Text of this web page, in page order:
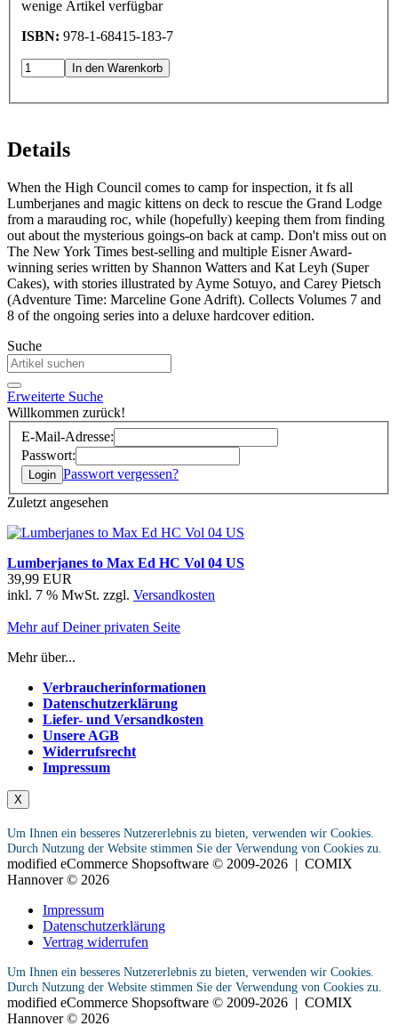
wenige Artikel verfügbar
ISBN: 978-1-68415-183-7
In den Warenkorb
Details
When the High Council comes to camp for inspection, it fs all
Lumberjanes and magic kittens on deck to rescue the Grand Lodge
from a marauding roc, while (hopefully) keeping them from finding
out about the mysterious goings-on back at camp. Don't miss out on
The New York Times best-selling and multiple Eisner Award-
winning series written by Shannon Watters and Kat Leyh (Super
Cakes), with stories illustrated by Ayme Sotuyo, and Carey Pietsch
(Adventure Time: Marceline Gone Adrift). Collects Volumes 7 and
8 of the ongoing series into a deluxe hardcover edition.
Suche
Erweiterte Suche
Willkommen zurück!
E-Mail-Adresse:
Passwort:
Login Passwort vergessen?
Zuletzt angesehen
Lumberjanes to Max Ed HC Vol 04 US
39,99 EUR
inkl. 7 % MwSt. zzgl. Versandkosten
Mehr auf Deiner privaten Seite
Mehr über...
Verbraucherinformationen
Datenschutzerklärung
Liefer- und Versandkosten
Unsere AGB
Widerrufsrecht
Impressum
X
Um Ihnen ein besseres Nutzererlebnis zu bieten, verwenden wir Cookies.
Durch Nutzung der Website stimmen Sie der Verwendung von Cookies zu.
modified eCommerce Shopsoftware © 2009-2026 | COMIX
Hannover © 2026
Impressum
Datenschutzerklärung
Vertrag widerrufen
Um Ihnen ein besseres Nutzererlebnis zu bieten, verwenden wir Cookies.
Durch Nutzung der Website stimmen Sie der Verwendung von Cookies zu.
modified eCommerce Shopsoftware © 2009-2026 | COMIX
Hannover © 2026